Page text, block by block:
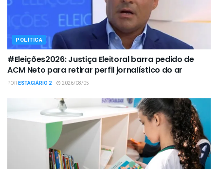
POLÍTICA
#Eleições2026: Justiça Eleitoral barra pedido de
ACM Neto para retirar perfil jornalístico do ar
PORESTAGIÁRIO 2 2026/08/05